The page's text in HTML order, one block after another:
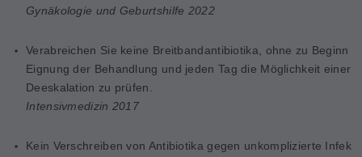
Gynäkologie und Geburtshilfe 2022
Verabreichen Sie keine Breitbandantibiotika, ohne zu Beginn
Eignung der Behandlung und jeden Tag die Möglichkeit einer
Deeskalation zu prüfen.
Intensivmedizin 2017
Kein Verschreiben von Antibiotika gegen unkomplizierte